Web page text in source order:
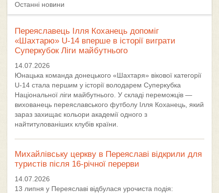
Останні новини
Переяславець Ілля Коханець допоміг
«Шахтарю» U-14 вперше в історії виграти
Суперкубок Ліги майбутнього
14.07.2026
Юнацька команда донецького «Шахтаря» вікової категорії
U-14 стала першим у історії володарем Суперкубка
Національної ліги майбутнього. У складі переможців —
вихованець переяславського футболу Ілля Коханець, який
зараз захищає кольори академії одного з
найтитулованіших клубів країни.
Михайлівську церкву в Переяславі відкрили для
туристів після 16-річної перерви
14.07.2026
13 липня у Переяславі відбулася урочиста подія: